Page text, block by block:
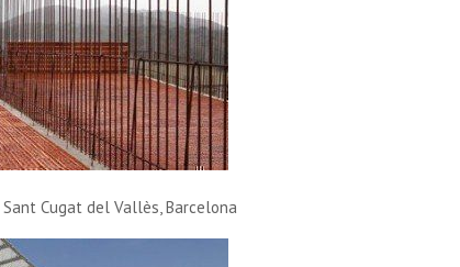
Sant Cugat del Vallès, Barcelona